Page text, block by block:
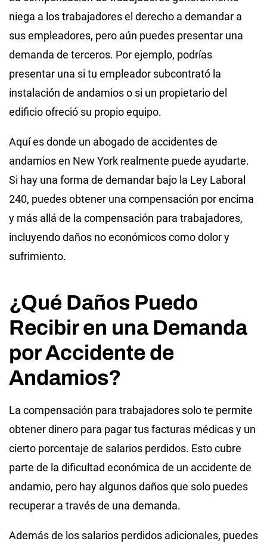
niega a los trabajadores el derecho a demandar a
sus empleadores, pero aún puedes presentar una
demanda de terceros. Por ejemplo, podrías
presentar una si tu empleador subcontrató la
instalación de andamios o si un propietario del
edificio ofreció su propio equipo.
Aquí es donde un abogado de accidentes de
andamios en New York realmente puede ayudarte.
Si hay una forma de demandar bajo la Ley Laboral
240, puedes obtener una compensación por encima
y más allá de la compensación para trabajadores,
incluyendo daños no económicos como dolor y
sufrimiento.
¿Qué Daños Puedo
Recibir en una Demanda
por Accidente de
Andamios?
La compensación para trabajadores solo te permite
obtener dinero para pagar tus facturas médicas y un
cierto porcentaje de salarios perdidos. Esto cubre
parte de la dificultad económica de un accidente de
andamio, pero hay algunos daños que solo puedes
recuperar a través de una demanda.
Además de los salarios perdidos adicionales, puedes